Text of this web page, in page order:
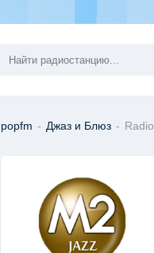
popfm - Джаз и Блюз -